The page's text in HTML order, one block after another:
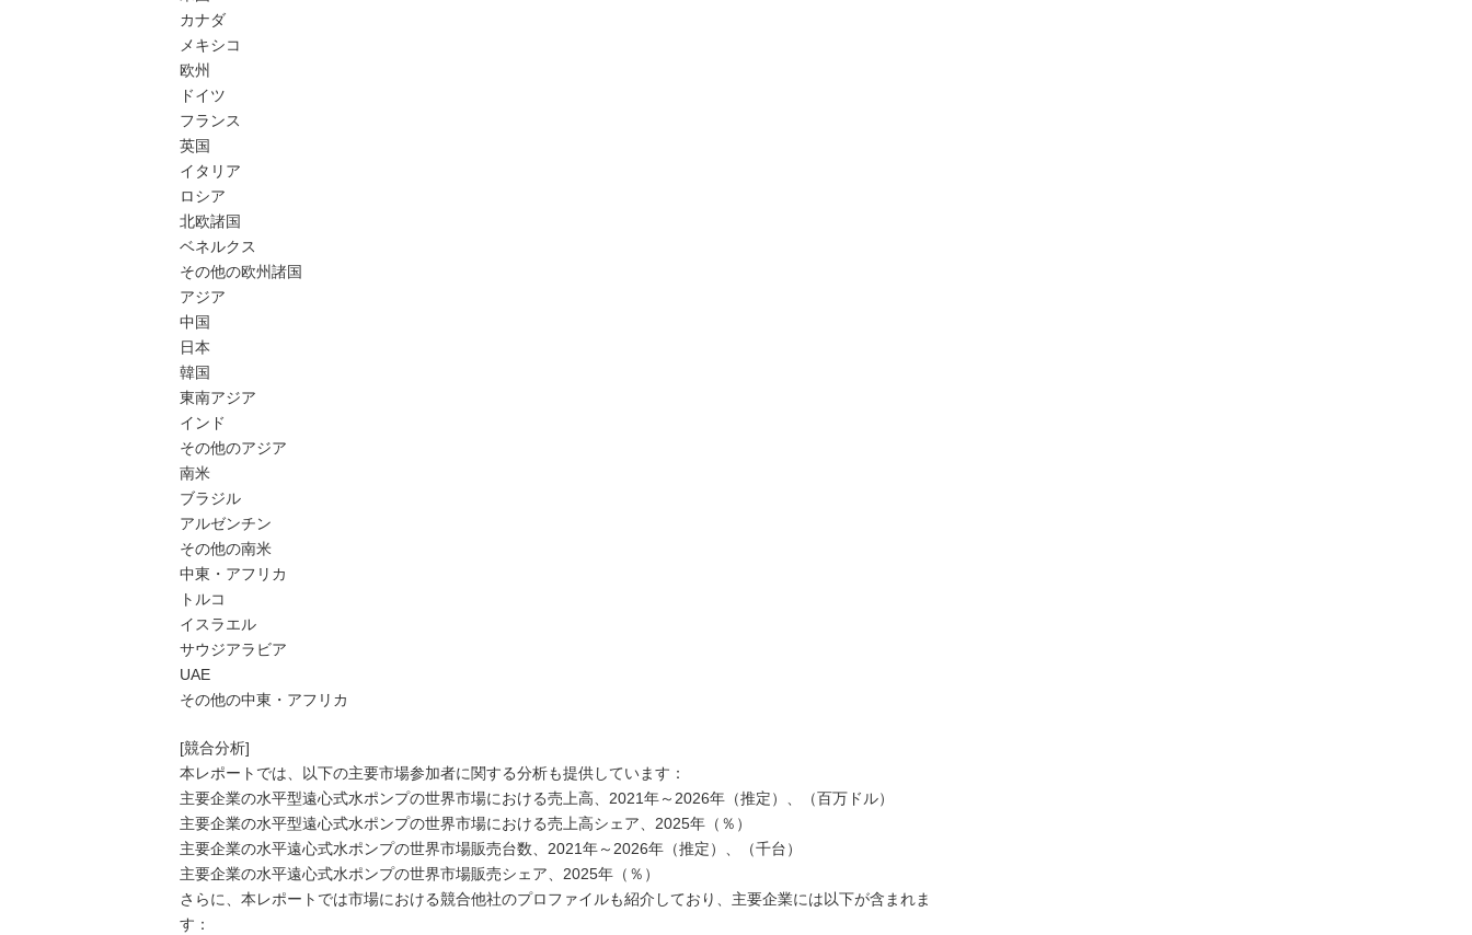
カナダ
メキシコ
欧州
ドイツ
フランス
英国
イタリア
ロシア
北欧諸国
ベネルクス
その他の欧州諸国
アジア
中国
日本
韓国
東南アジア
インド
その他のアジア
南米
ブラジル
アルゼンチン
その他の南米
中東・アフリカ
トルコ
イスラエル
サウジアラビア
UAE
その他の中東・アフリカ
[競合分析]
本レポートでは、以下の主要市場参加者に関する分析も提供しています：
主要企業の水平型遠心式水ポンプの世界市場における売上高、2021年～2026年（推定）、（百万ドル）
主要企業の水平型遠心式水ポンプの世界市場における売上高シェア、2025年（％）
主要企業の水平遠心式水ポンプの世界市場販売台数、2021年～2026年（推定）、（千台）
主要企業の水平遠心式水ポンプの世界市場販売シェア、2025年（％）
さらに、本レポートでは市場における競合他社のプロファイルも紹介しており、主要企業には以下が含まれま
す：